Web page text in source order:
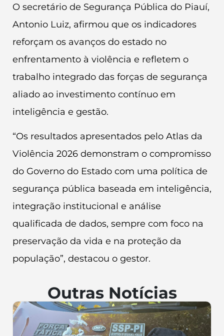
O secretário de Segurança Pública do Piauí,
Antonio Luiz, afirmou que os indicadores
reforçam os avanços do estado no
enfrentamento à violência e refletem o
trabalho integrado das forças de segurança
aliado ao investimento contínuo em
inteligência e gestão.
“Os resultados apresentados pelo Atlas da
Violência 2026 demonstram o compromisso
do Governo do Estado com uma política de
segurança pública baseada em inteligência,
integração institucional e análise
qualificada de dados, sempre com foco na
preservação da vida e na proteção da
população”, destacou o gestor.
Outras Notícias